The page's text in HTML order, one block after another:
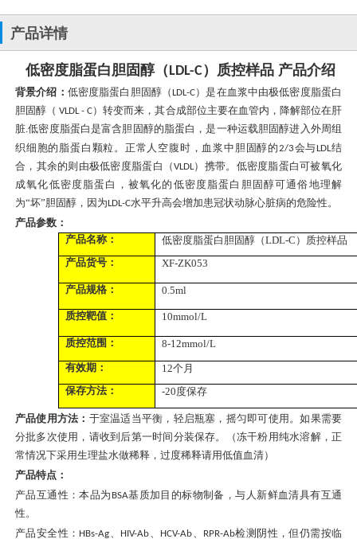
产品详情
低密度脂蛋白胆固醇（LDL-C）质控样品 产品介绍
背景介绍： 低密度脂蛋白胆固醇（LDL-C）是在血浆中由极低密度脂蛋白
胆固醇（VLDL - C）转变而来，其合成部位主要在血管内，降解部位在肝
脏.低密度脂蛋白是富含胆固醇的脂蛋白，是一种运载胆固醇进入外周组
织细胞的脂蛋白颗粒。正常人空腹时，血浆中胆固醇的2/3会与LDL结
合，其余的则由极低密度脂蛋白（VLDL）携带。低密度脂蛋白可被氧化
成氧化低密度脂蛋白，被氧化的低密度脂蛋白胆固醇可通俗地理解
为“坏”胆固醇，因为LDL-C水平升高会增加患冠状动脉心脏病的危险性。
产品参数：
产品名称：
低密度脂蛋白胆固醇（LDL-C）质控样品
产品货号：
XF-ZK053
产品规格： 0.5ml
质控靶值： 10mmol/L
质控范围： 8-12mmol/L
有效期：
12个月
保存方法：
-20度保存
产品使用方法： 于室温适当平衡，轻启瓶塞，摇匀即可使用。如果需要
分批多次使用，请收到后第一时间分装保存。（冻干粉用纯水溶解，正
常情况下采用生理盐水做稀释 ， 过度稀释请用低值血清）
产品特点：
产品互通性：本品为 BSA基质加目的标物制备，与人新鲜血清具有互通
性。
产品安全性： HBs-Ag、 HIV-Ab、 HCV-Ab、 RPR-Ab检测阴性，但仍需按临